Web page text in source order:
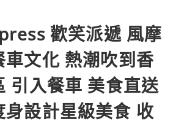
歡笑派遞 風摩
文化 熱潮吹到香
引入餐車 美食直送
設計星級美食 收